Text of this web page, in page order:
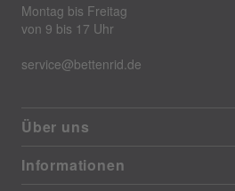
Montag bis Freitag
von 9 bis 17 Uhr
service@bettenrid.de
Über uns
Informationen